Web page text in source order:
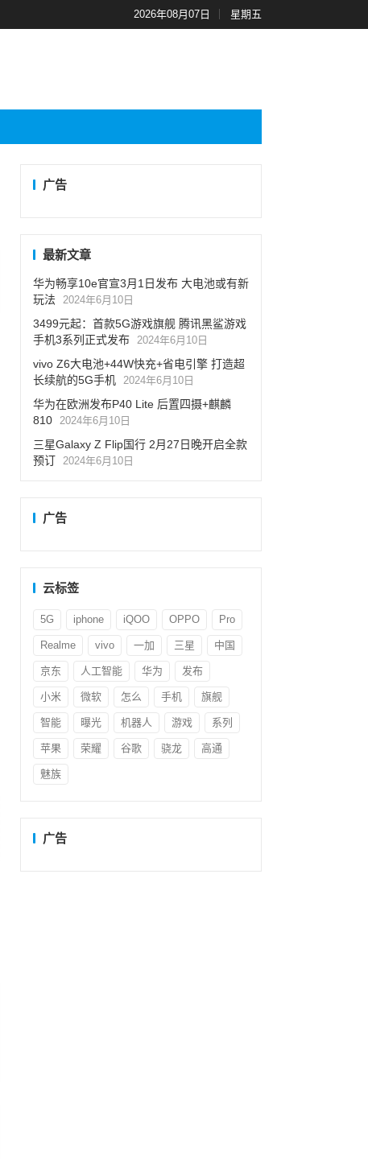
2026年08月07日 星期五
广告
最新文章
华为畅享10e官宣3月1日发布 大电池或有新
玩法 2024年6月10日
3499元起：首款5G游戏旗舰 腾讯黑鲨游戏
手机3系列正式发布 2024年6月10日
vivo Z6大电池+44W快充+省电引擎 打造超
长续航的5G手机 2024年6月10日
华为在欧洲发布P40 Lite 后置四摄+麒麟
810 2024年6月10日
三星Galaxy Z Flip国行 2月27日晚开启全款
预订 2024年6月10日
广告
云标签
5G iphone iQOO OPPO Pro
Realme vivo 一加 三星 中国
京东 人工智能 华为 发布
小米 微软 怎么 手机 旗舰
智能 曝光 机器人 游戏 系列
苹果 荣耀 谷歌 骁龙 高通
魅族
广告